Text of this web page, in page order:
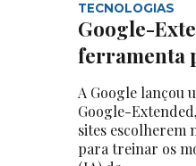
TECNOLOGIAS
Google-
ferramenta
A Google lançou
Google-
sites escolherem
para treinar os